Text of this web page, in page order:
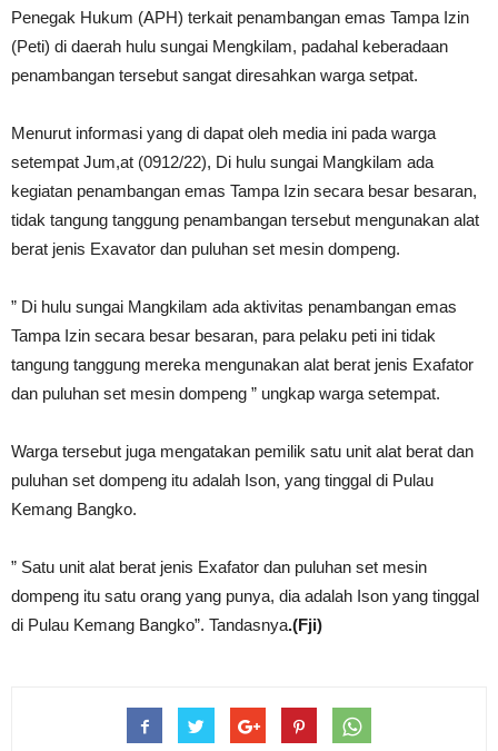
Penegak Hukum (APH) terkait penambangan emas Tampa Izin
(Peti) di daerah hulu sungai Mengkilam, padahal keberadaan
penambangan tersebut sangat diresahkan warga setpat.
Menurut informasi yang di dapat oleh media ini pada warga
setempat Jum,at (0912/22), Di hulu sungai Mangkilam ada
kegiatan penambangan emas Tampa Izin secara besar besaran,
tidak tangung tanggung penambangan tersebut mengunakan alat
berat jenis Exavator dan puluhan set mesin dompeng.
” Di hulu sungai Mangkilam ada aktivitas penambangan emas
Tampa Izin secara besar besaran, para pelaku peti ini tidak
tangung tanggung mereka mengunakan alat berat jenis Exafator
dan puluhan set mesin dompeng ” ungkap warga setempat.
Warga tersebut juga mengatakan pemilik satu unit alat berat dan
puluhan set dompeng itu adalah Ison, yang tinggal di Pulau
Kemang Bangko.
” Satu unit alat berat jenis Exafator dan puluhan set mesin
dompeng itu satu orang yang punya, dia adalah Ison yang tinggal
di Pulau Kemang Bangko”. Tandasnya.(Fji)